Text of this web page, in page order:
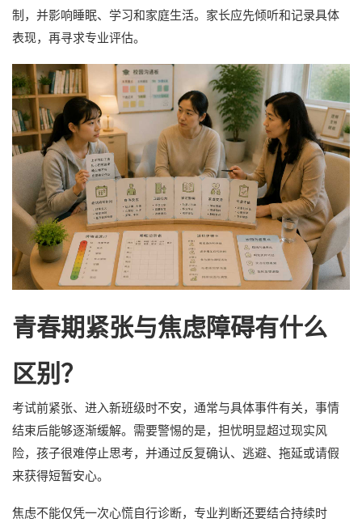
制，并影响睡眠、学习和家庭生活。家长应先倾听和记录具体
表现，再寻求专业评估。
青春期紧张与焦虑障碍有什么
区别？
考试前紧张、进入新班级时不安，通常与具体事件有关，事情
结束后能够逐渐缓解。需要警惕的是，担忧明显超过现实风
险，孩子很难停止思考，并通过反复确认、逃避、拖延或请假
来获得短暂安心。
焦虑不能仅凭一次心慌自行诊断，专业判断还要结合持续时